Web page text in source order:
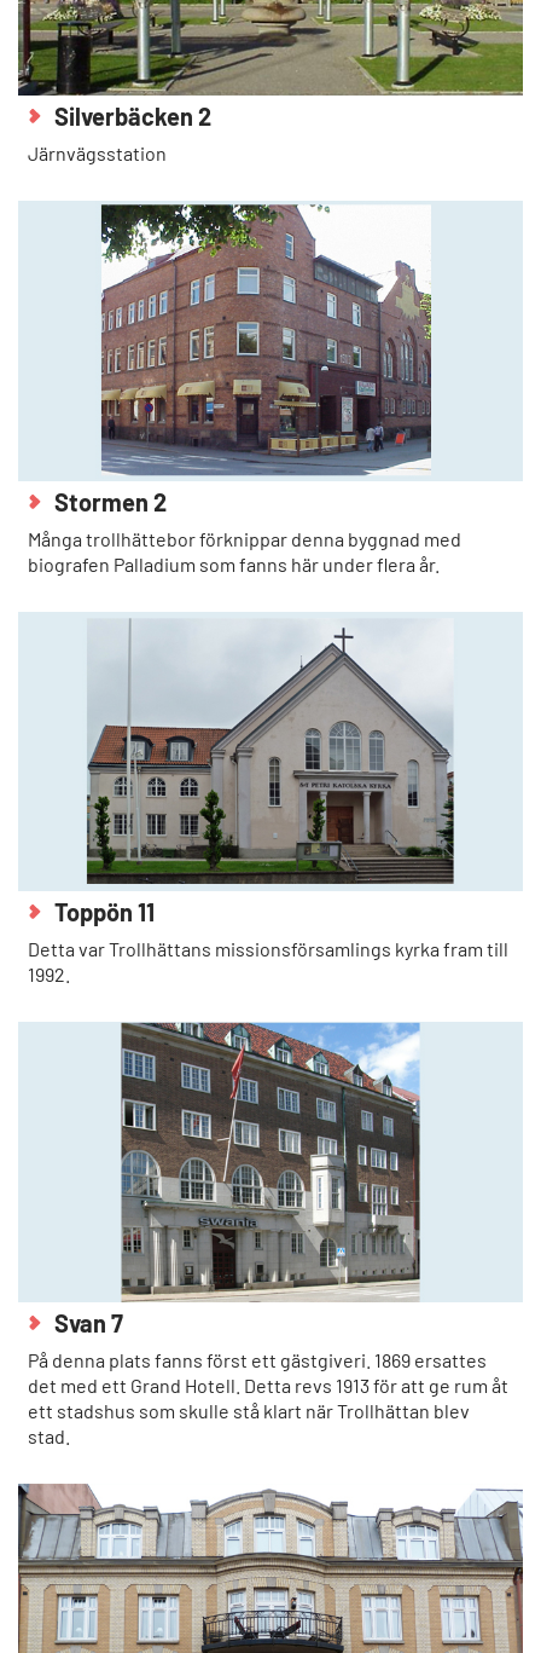
Silverbäcken 2
Järnvägsstation
Stormen 2
Många trollhättebor förknippar denna byggnad med
biografen Palladium som fanns här under flera år.
Toppön 11
Detta var Trollhättans missionsförsamlings kyrka fram till
1992.
Svan 7
På denna plats fanns först ett gästgiveri. 1869 ersattes
det med ett Grand Hotell. Detta revs 1913 för att ge rum åt
ett stadshus som skulle stå klart när Trollhättan blev
stad.